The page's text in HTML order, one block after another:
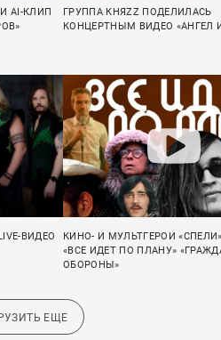
AI-КЛИП
ГРУППА КНЯZZ ПОДЕЛИЛАСЬ
КОНЦЕРТНЫМ ВИДЕО «АНГЕЛ
ВИДЕО
КИНО- И МУЛЬТГЕРОИ
«ВСЕ ИДЕТ ПО ПЛАНУ»
ОБОРОНЫ»
ЕЩЕ